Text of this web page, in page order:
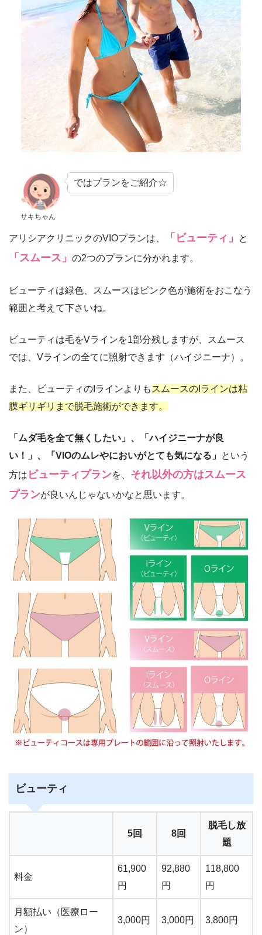
サキちゃん
ではプランをご紹介☆
アリシアクリニックのVIOプランは、 「ビューティ」 と
「スムース」 の2つのプランに分かれます。
ビューティは緑色、スムースはピンク色が施術をおこなう
範囲と考えて下さいね。
ビューティは毛をVラインを1部分残しますが、スムース
では、Vラインの全てに照射できます（ハイジニーナ）。
また、ビューティのIラインよりも スムースのIラインは粘
膜ギリギリまで脱毛施術ができます。
「ムダ毛を全て無くしたい」、「ハイジニーナが良
い！」、「VIOのムレやにおいがとても気になる」 という
方は ビューティプランを、 それ以外の方はスムース
プランが良いんじゃないかなと思います。
ビューティ
5回 8回
脱毛し放
題
料金
61,900
円
92,880
円
118,800
円
月額払い（医療ロー
ン）
3,000円 3,000円 3,800円